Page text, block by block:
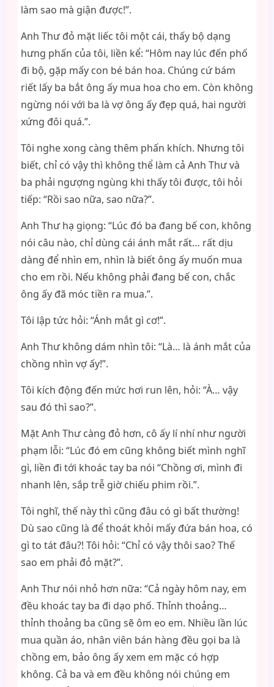
làm sao mà giận được!”.
Anh Thư đỏ mặt liếc tôi một cái, thấy bộ dạng
hưng phấn của tôi, liền kể: “Hôm nay lúc đến phố
đi bộ, gặp mấy con bé bán hoa. Chúng cứ bám
riết lấy ba bắt ông ấy mua hoa cho em. Còn không
ngừng nói với ba là vợ ông ấy đẹp quá, hai người
xứng đôi quá.”.
Tôi nghe xong càng thêm phấn khích. Nhưng tôi
biết, chỉ có vậy thì không thể làm cả Anh Thư và
ba phải ngượng ngùng khi thấy tôi được, tôi hỏi
tiếp: “Rồi sao nữa, sao nữa?”.
Anh Thư hạ giọng: “Lúc đó ba đang bế con, không
nói câu nào, chỉ dùng cái ánh mắt rất… rất dịu
dàng để nhìn em, nhìn là biết ông ấy muốn mua
cho em rồi. Nếu không phải đang bế con, chắc
ông ấy đã móc tiền ra mua.”.
Tôi lập tức hỏi: “Ánh mắt gì cơ!”.
Anh Thư không dám nhìn tôi: “Là… là ánh mắt của
chồng nhìn vợ ấy!”.
Tôi kích động đến mức hơi run lên, hỏi: “À… vậy
sau đó thì sao?”.
Mặt Anh Thư càng đỏ hơn, cô ấy lí nhí như người
phạm lỗi: “Lúc đó em cũng không biết mình nghĩ
gì, liền đi tới khoác tay ba nói “Chồng ơi, mình đi
nhanh lên, sắp trễ giờ chiếu phim rồi.”.
Tôi nghĩ, thế này thì cũng đâu có gì bất thường!
Dù sao cũng là để thoát khỏi mấy đứa bán hoa, có
gì to tát đâu?! Tôi hỏi: “Chỉ có vậy thôi sao? Thế
sao em phải đỏ mặt?”.
Anh Thư nói nhỏ hơn nữa: “Cả ngày hôm nay, em
đều khoác tay ba đi dạo phố. Thỉnh thoảng…
thỉnh thoảng ba cũng sẽ ôm eo em. Nhiều lần lúc
mua quần áo, nhân viên bán hàng đều gọi ba là
chồng em, bảo ông ấy xem em mặc có hợp
không. Cả ba và em đều không nói chúng em